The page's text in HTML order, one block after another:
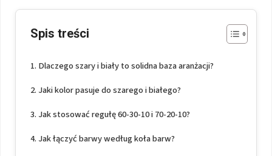
Spis treści
Dlaczego szary i biały to solidna baza aranżacji?
Jaki kolor pasuje do szarego i białego?
Jak stosować regułę 60-30-10 i 70-20-10?
Jak łączyć barwy według koła barw?